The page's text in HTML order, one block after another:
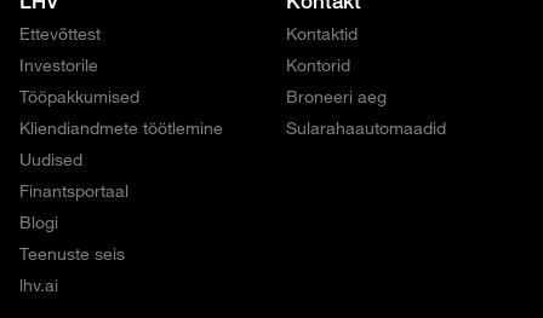
Ettevõttest
Investorile
Tööpakkumised
Kliendiandmete töötlemine
Uudised
Finantsportaal
Blogi
Teenuste seis
lhv.ai
Kontaktid
Kontorid
Broneeri aeg
Sularahaautomaadid